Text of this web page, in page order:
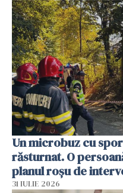
Un microbuz cu
răsturnat. O
planul roșu de
31 IULIE 2026